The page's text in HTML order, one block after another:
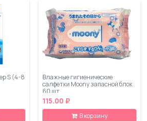
S (4-8
Влажные гигиенические
салфетки Moony запасной блок
60 шт
115.00 ₽
В корзину